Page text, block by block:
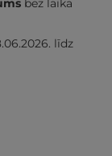
bez laika
līdz